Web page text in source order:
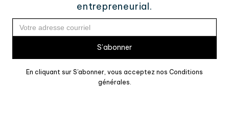
entrepreneurial.
En cliquant sur S’abonner, vous acceptez nos Conditions
générales.